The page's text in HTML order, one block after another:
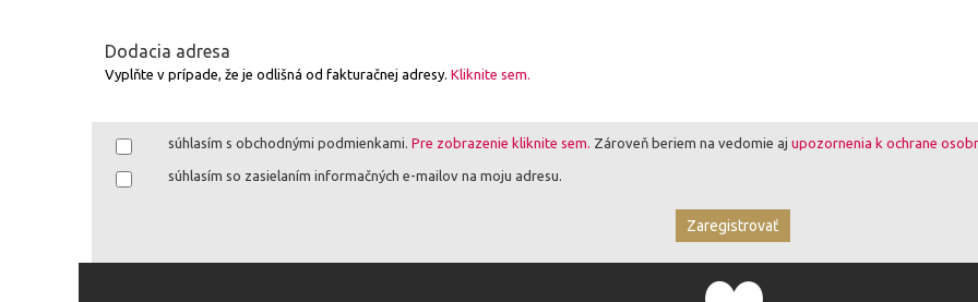
Dodacia adresa
Vyplňte v prípade, že je odlišná od fakturačnej adresy. Kliknite sem.
súhlasím s obchodnými podmienkami. Pre zobrazenie kliknite sem. Zároveň beriem na vedomie aj upozornenia k ochrane
súhlasím so zasielaním informačných e-mailov na moju adresu.